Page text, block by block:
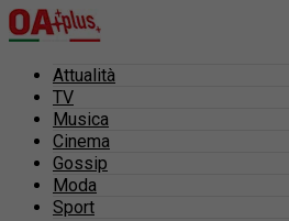
Attualità
TV
Musica
Cinema
Gossip
Moda
Sport